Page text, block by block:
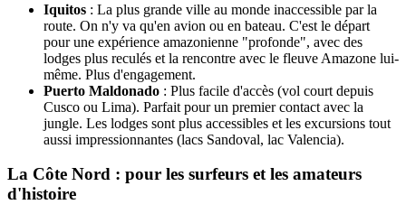
Iquitos : La plus grande ville au monde inaccessible par la
route. On n'y va qu'en avion ou en bateau. C'est le départ
pour une expérience amazonienne "profonde", avec des
lodges plus reculés et la rencontre avec le fleuve Amazone lui-
même. Plus d'engagement.
Puerto Maldonado : Plus facile d'accès (vol court depuis
Cusco ou Lima). Parfait pour un premier contact avec la
jungle. Les lodges sont plus accessibles et les excursions tout
aussi impressionnantes (lacs Sandoval, lac Valencia).
La Côte Nord : pour les surfeurs et les amateurs
d'histoire